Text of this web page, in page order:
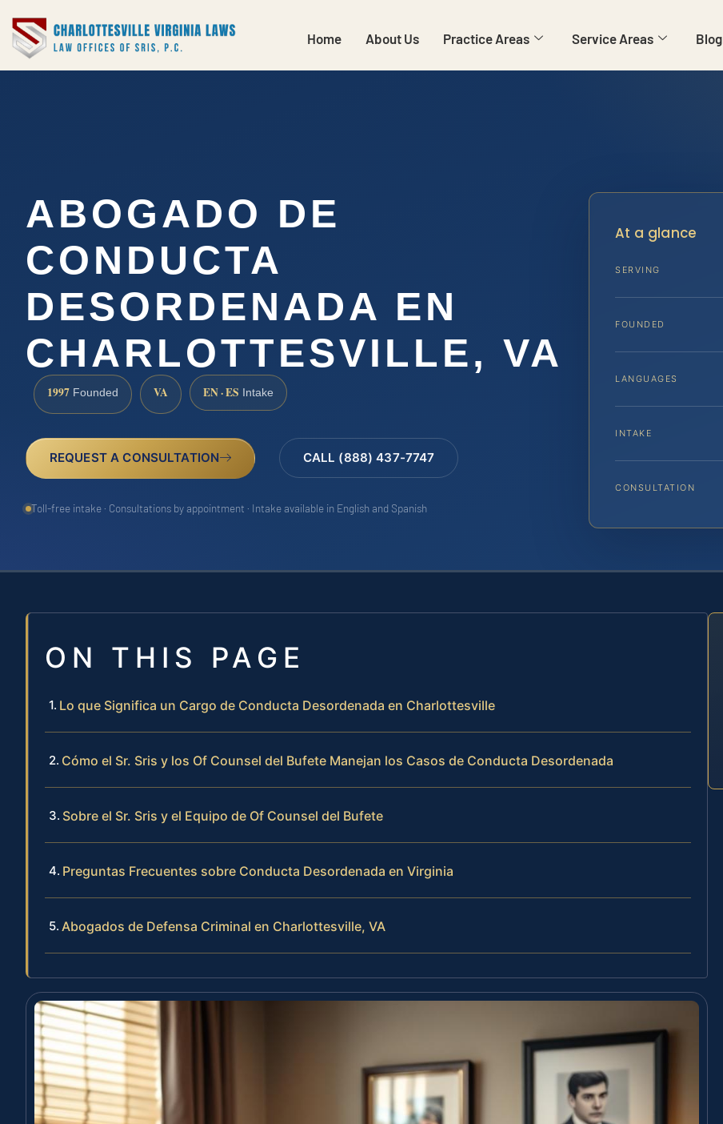
Home About Us Practice Areas Service Areas Blog
ABOGADO DE
CONDUCTA
DESORDENADA EN
CHARLOTTESVILLE, VA
1997 Founded VA EN · ES Intake
REQUEST A CONSULTATION CALL (888) 437-7747
Toll-free intake · Consultations by appointment · Intake available in English and Spanish
At a glance
SERVING
FOUNDED
LANGUAGES
INTAKE
CONSULTATION
ON THIS PAGE
Lo que Significa un Cargo de Conducta Desordenada en Charlottesville
Cómo el Sr. Sris y los Of Counsel del Bufete Manejan los Casos de Conducta Desordenada
Sobre el Sr. Sris y el Equipo de Of Counsel del Bufete
Preguntas Frecuentes sobre Conducta Desordenada en Virginia
Abogados de Defensa Criminal en Charlottesville, VA